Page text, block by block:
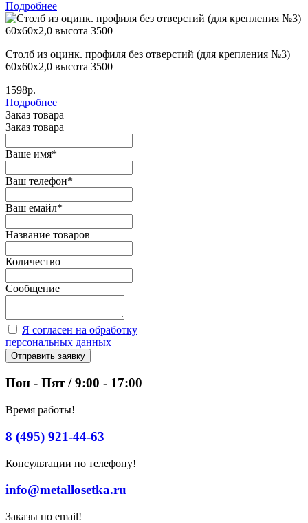
Подробнее
Столб из оцинк. профиля без отверстий (для крепления №3)
60х60х2,0 высота 3500
1598р.
Подробнее
Заказ товара
Заказ товара
Ваше имя*
Ваш телефон*
Ваш емайл*
Название товаров
Количество
Сообщение
Я согласен на обработку
персональных данных
Отправить заявку
Пон - Пят / 9:00 - 17:00
Время работы!
8 (495) 921-44-63
Консультации по телефону!
info@metallosetka.ru
Заказы по email!